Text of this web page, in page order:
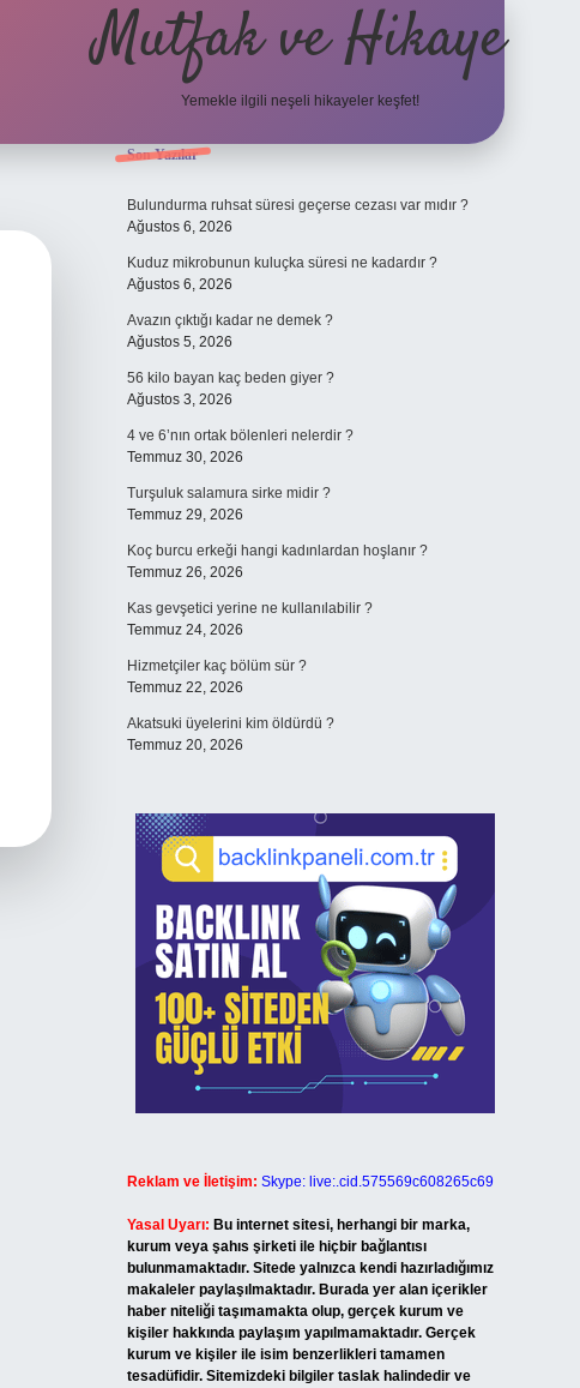
Mutfak ve Hikaye
Yemekle ilgili neşeli hikayeler keşfet!
Sidebar
Son Yazılar
Bulundurma ruhsat süresi geçerse cezası var mıdır ?
Ağustos 6, 2026
Kuduz mikrobunun kuluçka süresi ne kadardır ?
Ağustos 6, 2026
Avazın çıktığı kadar ne demek ?
Ağustos 5, 2026
56 kilo bayan kaç beden giyer ?
Ağustos 3, 2026
4 ve 6’nın ortak bölenleri nelerdir ?
Temmuz 30, 2026
Turşuluk salamura sirke midir ?
Temmuz 29, 2026
Koç burcu erkeği hangi kadınlardan hoşlanır ?
Temmuz 26, 2026
Kas gevşetici yerine ne kullanılabilir ?
Temmuz 24, 2026
Hizmetçiler kaç bölüm sür ?
Temmuz 22, 2026
Akatsuki üyelerini kim öldürdü ?
Temmuz 20, 2026
Reklam ve İletişim: Skype: live:.cid.575569c608265c69
Yasal Uyarı: Bu internet sitesi, herhangi bir marka,
kurum veya şahıs şirketi ile hiçbir bağlantısı
bulunmamaktadır. Sitede yalnızca kendi hazırladığımız
makaleler paylaşılmaktadır. Burada yer alan içerikler
haber niteliği taşımamakta olup, gerçek kurum ve
kişiler hakkında paylaşım yapılmamaktadır. Gerçek
kurum ve kişiler ile isim benzerlikleri tamamen
tesadüfidir. Sitemizdeki bilgiler taslak halindedir ve